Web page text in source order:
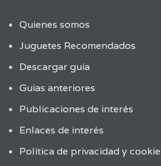
Quienes somos
Juguetes Recomendados
Descargar guía
Guías anteriores
Publicaciones de interés
Enlaces de interés
Política de privacidad y